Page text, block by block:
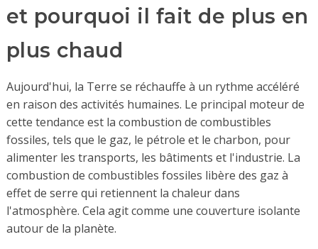
et pourquoi il fait de plus en
plus chaud
Aujourd'hui, la Terre se réchauffe à un rythme accéléré
en raison des activités humaines. Le principal moteur de
cette tendance est la combustion de combustibles
fossiles, tels que le gaz, le pétrole et le charbon, pour
alimenter les transports, les bâtiments et l'industrie. La
combustion de combustibles fossiles libère des gaz à
effet de serre qui retiennent la chaleur dans
l'atmosphère. Cela agit comme une couverture isolante
autour de la planète.